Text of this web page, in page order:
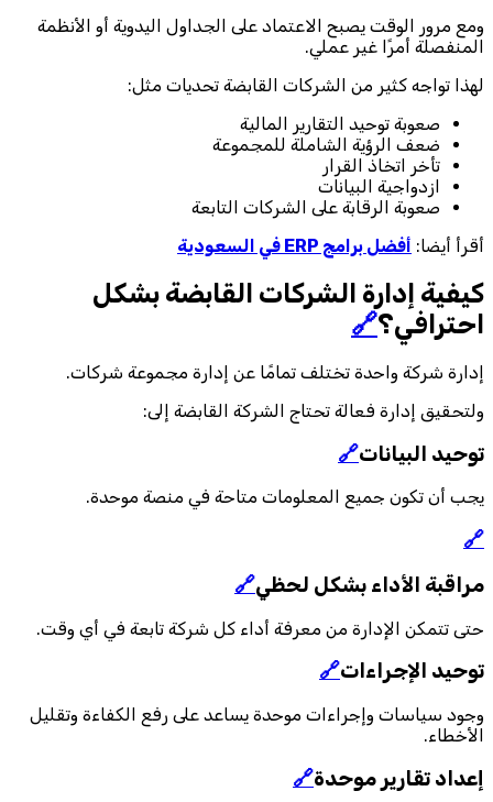
ومع مرور الوقت يصبح الاعتماد على الجداول اليدوية أو الأنظمة
المنفصلة أمرًا غير عملي.
لهذا تواجه كثير من الشركات القابضة تحديات مثل:
صعوبة توحيد التقارير المالية
ضعف الرؤية الشاملة للمجموعة
تأخر اتخاذ القرار
ازدواجية البيانات
صعوبة الرقابة على الشركات التابعة
أقرأ أيضا: أفضل برامج ERP في السعودية
كيفية إدارة الشركات القابضة بشكل
احترافي؟🔗
إدارة شركة واحدة تختلف تمامًا عن إدارة مجموعة شركات.
ولتحقيق إدارة فعالة تحتاج الشركة القابضة إلى:
توحيد البيانات🔗
يجب أن تكون جميع المعلومات متاحة في منصة موحدة.
🔗
مراقبة الأداء بشكل لحظي🔗
حتى تتمكن الإدارة من معرفة أداء كل شركة تابعة في أي وقت.
توحيد الإجراءات🔗
وجود سياسات وإجراءات موحدة يساعد على رفع الكفاءة وتقليل
الأخطاء.
إعداد تقارير موحدة🔗